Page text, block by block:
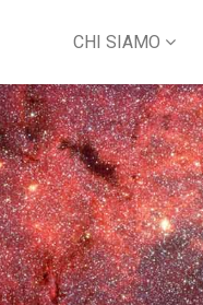
CHI SIAMO